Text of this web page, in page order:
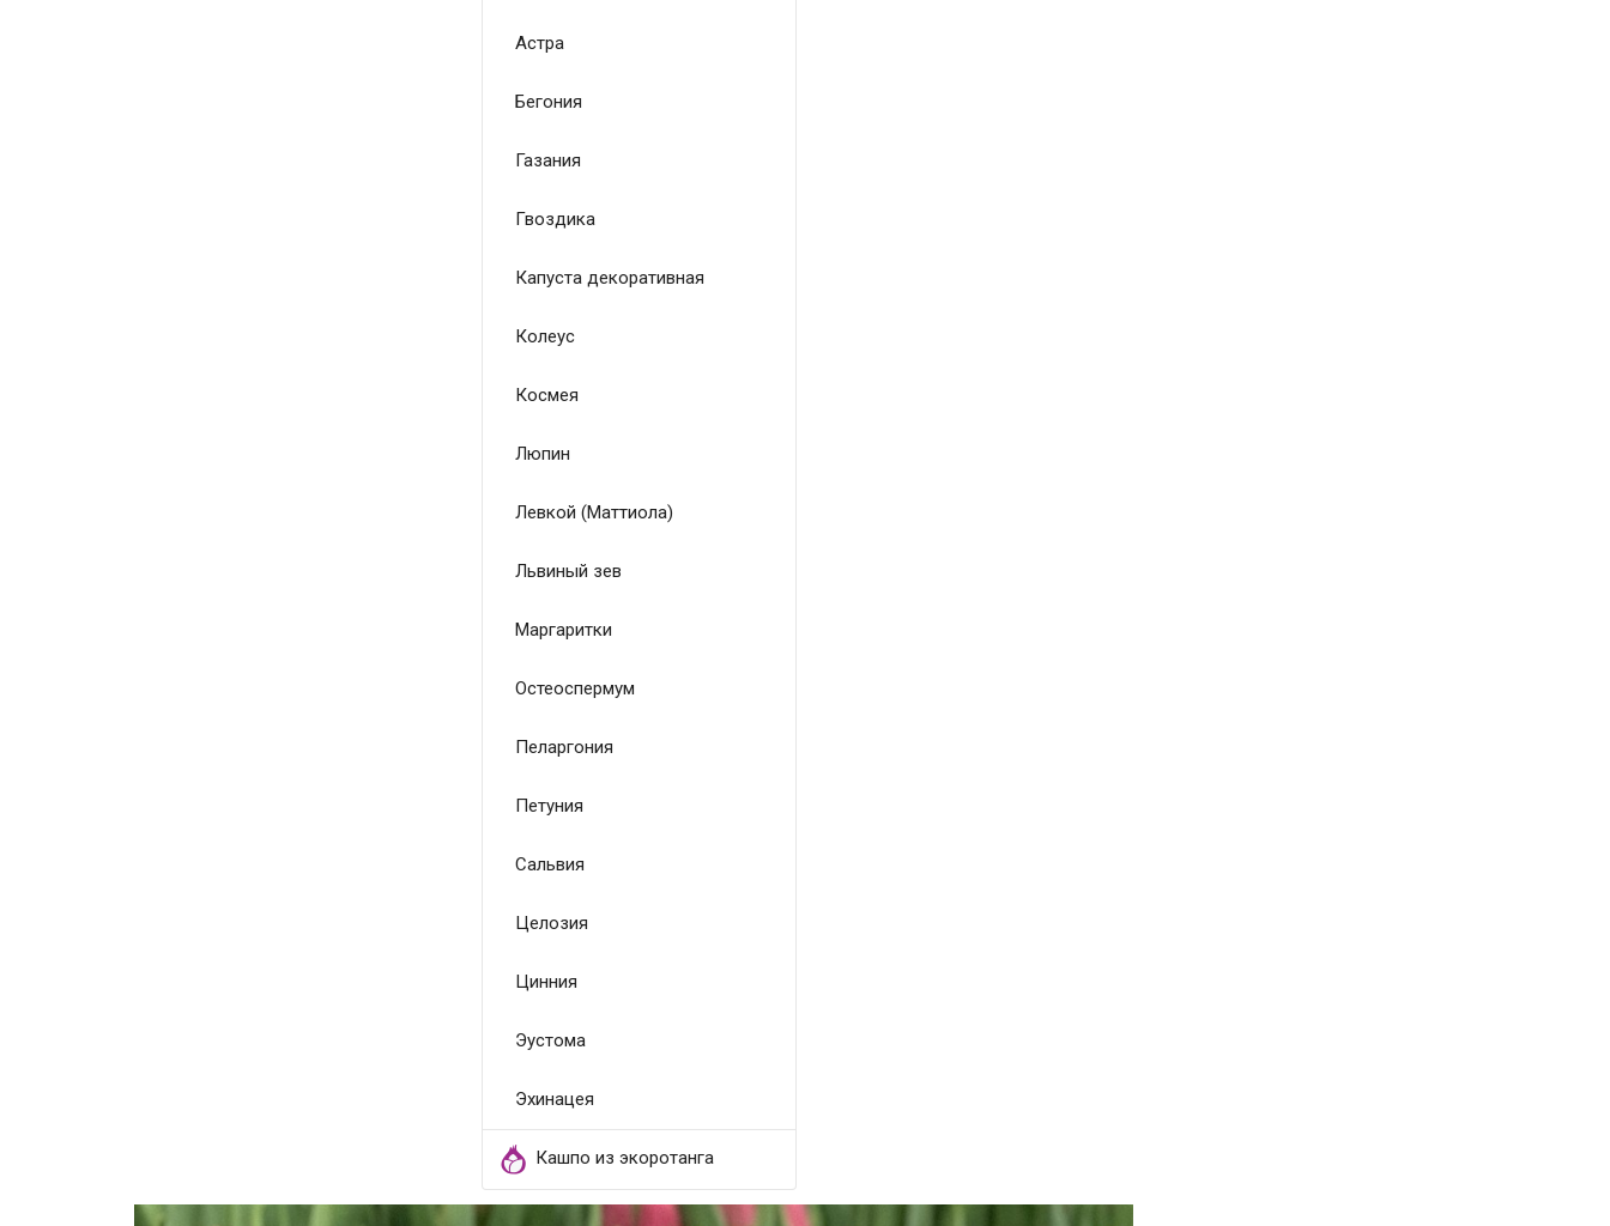
Астра
Бегония
Газания
Гвоздика
Капуста декоративная
Колеус
Космея
Люпин
Левкой (Маттиола)
Львиный зев
Маргаритки
Остеоспермум
Пеларгония
Петуния
Сальвия
Целозия
Цинния
Эустома
Эхинацея
Кашпо из экоротанга